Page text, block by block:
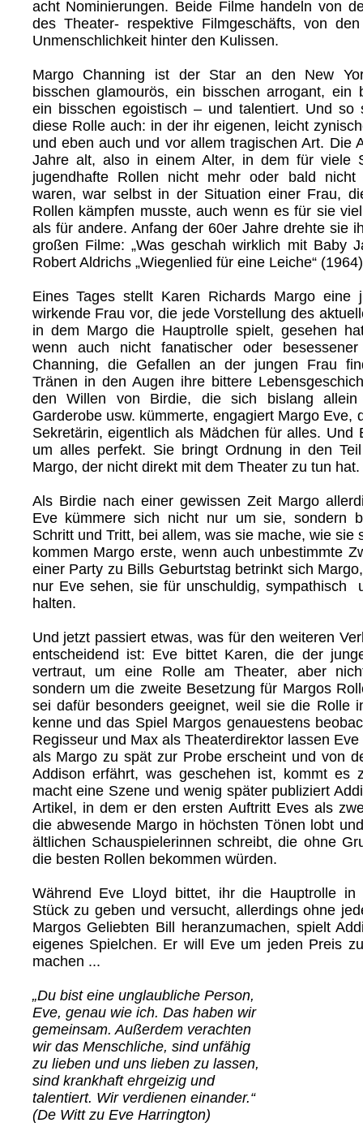
acht Nominierungen. Beide Filme handeln von
des Theater- respektive Filmgeschäfts, von
Unmenschlichkeit hinter den Kulissen.
Margo Channing ist der Star an den New
bisschen glamourös, ein bisschen arrogant, ein
ein bisschen egoistisch – und talentiert. Und so
diese Rolle auch: in der ihr eigenen, leicht
und eben auch und vor allem tragischen Art. Die
Jahre alt, also in einem Alter, in dem für viele
jugendhafte Rollen nicht mehr oder bald
waren, war selbst in der Situation einer Frau,
Rollen kämpfen musste, auch wenn es für sie
als für andere. Anfang der 60er Jahre drehte sie
großen Filme: „Was geschah wirklich mit Baby
Robert Aldrichs „Wiegenlied für eine Leiche“
Eines Tages stellt Karen Richards Margo eine
wirkende Frau vor, die jede Vorstellung des
in dem Margo die Hauptrolle spielt, gesehen
wenn auch nicht fanatischer oder
Channing, die Gefallen an der jungen Frau
Tränen in den Augen ihre bittere
den Willen von Birdie, die sich bislang
Garderobe usw. kümmerte, engagiert Margo Eve,
Sekretärin, eigentlich als Mädchen für alles. Und
um alles perfekt. Sie bringt Ordnung in den
Margo, der nicht direkt mit dem Theater zu tun hat.
Als Birdie nach einer gewissen Zeit Margo
Eve kümmere sich nicht nur um sie, sondern
Schritt und Tritt, bei allem, was sie mache, wie sie
kommen Margo erste, wenn auch unbestimmte
einer Party zu Bills Geburtstag betrinkt sich
nur Eve sehen, sie für unschuldig, sympathisch
halten.
Und jetzt passiert etwas, was für den weiteren
entscheidend ist: Eve bittet Karen, die der
vertraut, um eine Rolle am Theater, aber
sondern um die zweite Besetzung für Margos
sei dafür besonders geeignet, weil sie die Rolle
kenne und das Spiel Margos genauestens
Regisseur und Max als Theaterdirektor lassen
als Margo zu spät zur Probe erscheint und von
Addison erfährt, was geschehen ist, kommt es
macht eine Szene und wenig später publiziert
Artikel, in dem er den ersten Auftritt Eves als
die abwesende Margo in höchsten Tönen lobt
ältlichen Schauspielerinnen schreibt, die ohne
die besten Rollen bekommen würden.
Während Eve Lloyd bittet, ihr die Hauptrolle in
Stück zu geben und versucht, allerdings ohne
Margos Geliebten Bill heranzumachen, spielt
eigenes Spielchen. Er will Eve um jeden Preis
machen ...
„Du bist eine unglaubliche Person,
Eve, genau wie ich. Das haben wir
gemeinsam. Außerdem verachten
wir das Menschliche, sind unfähig
zu lieben und uns lieben zu lassen,
sind krankhaft ehrgeizig und
talentiert. Wir verdienen einander.“
(De Witt zu Eve Harrington)